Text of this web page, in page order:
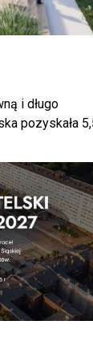
i długo
pozyskała